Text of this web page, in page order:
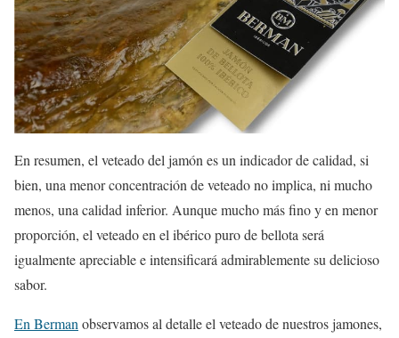
En resumen, el veteado del jamón es un indicador de calidad, si
bien, una menor concentración de veteado no implica, ni mucho
menos, una calidad inferior. Aunque mucho más fino y en menor
proporción, el veteado en el ibérico puro de bellota será
igualmente apreciable e intensificará admirablemente su delicioso
sabor.
En Berman observamos al detalle el veteado de nuestros jamones,